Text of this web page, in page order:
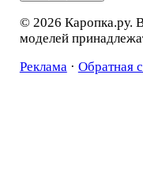
© 2026 Каропка.ру.
моделей
Реклама· Обратная